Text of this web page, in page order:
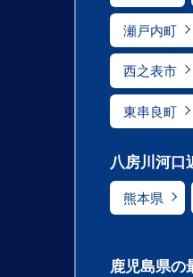
瀬戸内町
西之表市
東串良町
八房川河口
熊本県
鹿児島県の